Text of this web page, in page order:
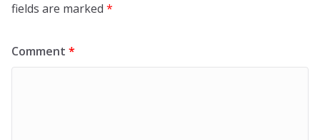
fields are marked *
Comment *